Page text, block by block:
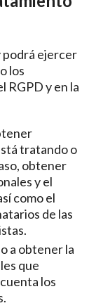
podrá ejercer
los
RGPD y en la
tratando o
obtener
y el
como el
de las
a obtener la
que
los